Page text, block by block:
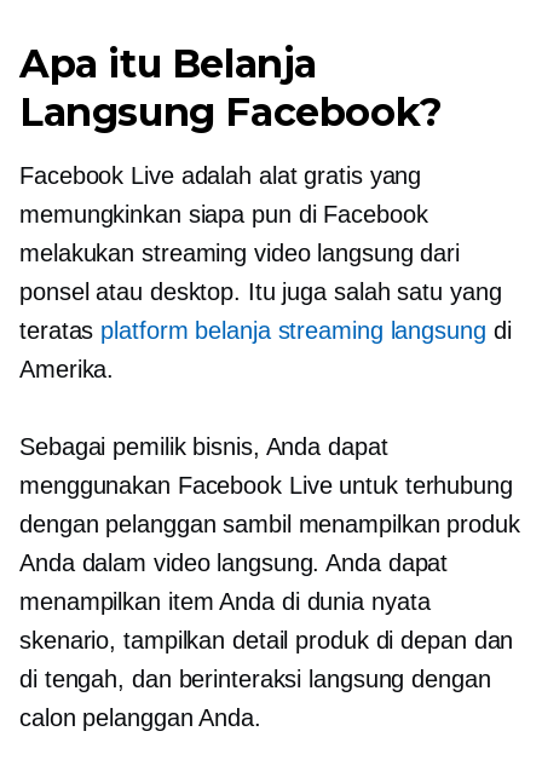
Apa itu Belanja
Langsung Facebook?
Facebook Live adalah alat gratis yang
memungkinkan siapa pun di Facebook
melakukan streaming video langsung dari
ponsel atau desktop. Itu juga salah satu yang
teratas platform belanja streaming langsung di
Amerika.
Sebagai pemilik bisnis, Anda dapat
menggunakan Facebook Live untuk terhubung
dengan pelanggan sambil menampilkan produk
Anda dalam video langsung. Anda dapat
menampilkan item Anda di dunia nyata
skenario, tampilkan detail produk di depan dan
di tengah, dan berinteraksi langsung dengan
calon pelanggan Anda.